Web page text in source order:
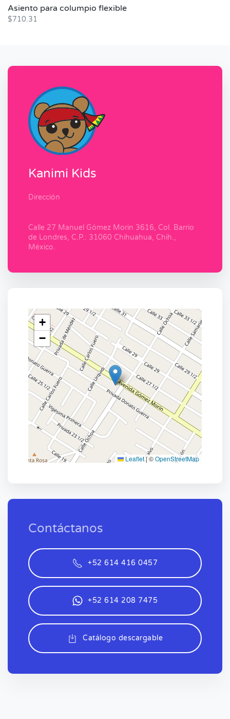
Asiento para columpio flexible
$710.31
Kanimi Kids
Dirección
Calle 27 Manuel Gómez Morin 3616, Col. Barrio
de Londres, C.P.: 31060 Chihuahua, Chih.,
México.
+
−
Leaflet|©OpenStreetMap
Contáctanos
+52 614 416 0457
+52 614 208 7475
Catálogo descargable